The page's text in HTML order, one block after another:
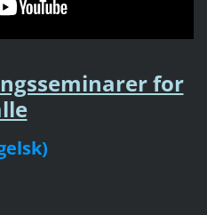
for